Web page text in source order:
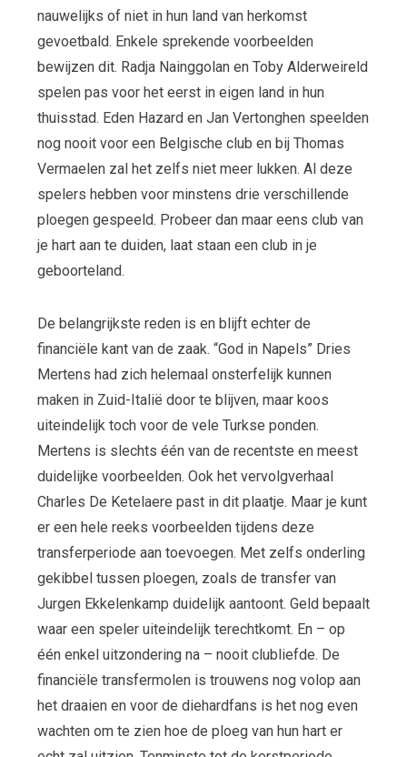
nauwelijks of niet in hun land van herkomst
gevoetbald. Enkele sprekende voorbeelden
bewijzen dit. Radja Nainggolan en Toby Alderweireld
spelen pas voor het eerst in eigen land in hun
thuisstad. Eden Hazard en Jan Vertonghen speelden
nog nooit voor een Belgische club en bij Thomas
Vermaelen zal het zelfs niet meer lukken. Al deze
spelers hebben voor minstens drie verschillende
ploegen gespeeld. Probeer dan maar eens club van
je hart aan te duiden, laat staan een club in je
geboorteland.
De belangrijkste reden is en blijft echter de
financiële kant van de zaak. “God in Napels” Dries
Mertens had zich helemaal onsterfelijk kunnen
maken in Zuid-Italië door te blijven, maar koos
uiteindelijk toch voor de vele Turkse ponden.
Mertens is slechts één van de recentste en meest
duidelijke voorbeelden. Ook het vervolgverhaal
Charles De Ketelaere past in dit plaatje. Maar je kunt
er een hele reeks voorbeelden tijdens deze
transferperiode aan toevoegen. Met zelfs onderling
gekibbel tussen ploegen, zoals de transfer van
Jurgen Ekkelenkamp duidelijk aantoont. Geld bepaalt
waar een speler uiteindelijk terechtkomt. En – op
één enkel uitzondering na – nooit clubliefde. De
financiële transfermolen is trouwens nog volop aan
het draaien en voor de diehardfans is het nog even
wachten om te zien hoe de ploeg van hun hart er